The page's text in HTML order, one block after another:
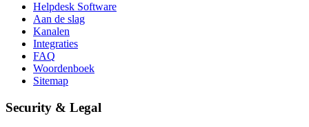
Helpdesk Software
Aan de slag
Kanalen
Integraties
FAQ
Woordenboek
Sitemap
Security & Legal